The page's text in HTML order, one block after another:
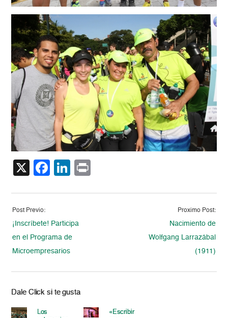
X Facebook
LinkedIn
Post Previo:
¡Inscríbete! Participa
en el Programa de
Microempresarios
Proximo Post:
Nacimiento de
Wolfgang Larrazábal
(1911)
Dale Click si te gusta
Los
«Escribir